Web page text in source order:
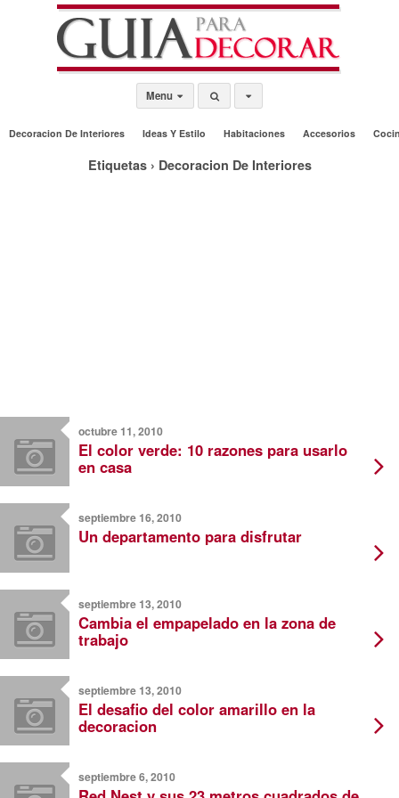
Menu
Decoracion De Interiores Ideas Y Estilo Habitaciones Accesorios
Etiquetas › Decoracion De Interiores
octubre 11, 2010
El color verde: 10 razones para usarlo
en casa
septiembre 16, 2010
Un departamento para disfrutar
septiembre 13, 2010
Cambia el empapelado en la zona de
trabajo
septiembre 13, 2010
El desafio del color amarillo en la
decoracion
septiembre 6, 2010